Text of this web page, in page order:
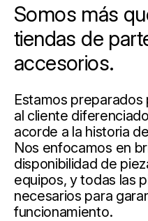
Somos más
tiendas de
accesorios.
Estamos
al cliente
acorde a la historia
Nos enfocamos en
disponibilidad de
equipos, y todas las
necesarios para
funcionamiento.